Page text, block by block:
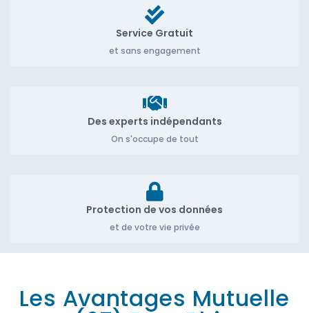
Service Gratuit
et sans engagement
Des experts indépendants
On s'occupe de tout
Protection de vos données
et de votre vie privée
Les Avantages Mutuelle